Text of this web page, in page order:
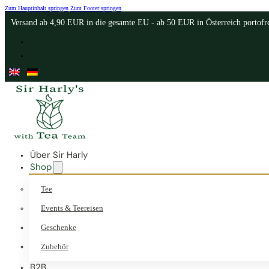
Zum Hauptinhalt springen Zum Footer springen
Versand ab 4,90 EUR in die gesamte EU - ab 50 EUR in Österreich
Über Sir Harly
Shop
Tee
Events & Teereisen
Geschenke
Zubehör